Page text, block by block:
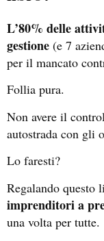
L’80% delle
gestione (e 7
per il mancato
Follia pura.
Non avere il
autostrada con gli
Lo faresti?
Regalando questo
imprenditori a
una volta per tutte.